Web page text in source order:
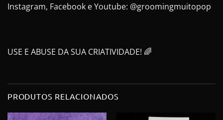
Instagram, Facebook e Youtube: @groomingmuitopop
USE E ABUSE DA SUA CRIATIVIDADE! 🌈
PRODUTOS RELACIONADOS